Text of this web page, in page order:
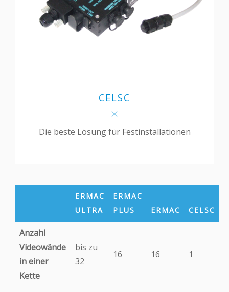
CELSC
Die beste Lösung für Festinstallationen
ERMAC
ULTRA
ERMAC
PLUS
ERMAC CELSC
Anzahl
Videowände
in einer
Kette
bis zu
32
16 16 1